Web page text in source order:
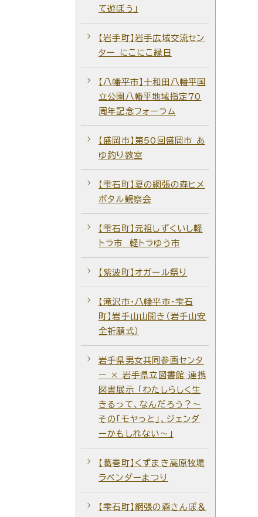
て遊ぼう」
【岩手町】岩手広域交流セン
ター にこにこ縁日
【八幡平市】十和田八幡平国
立公園八幡平地域指定70
周年記念フォーラム
【盛岡市】第50回盛岡市 あ
ゆ釣り教室
【雫石町】夏の網張の森ヒメ
ボタル観察会
【雫石町】元祖しずくいし軽
トラ市 軽トラゆう市
【紫波町】オガール祭り
【滝沢市・八幡平市・雫石
町】岩手山山開き（岩手山安
全祈願式）
岩手県男女共同参画センタ
ー × 岩手県立図書館 連携
図書展示 「わたしらしく生
きるって、なんだろう？～
その「モヤっと」、ジェンダ
ーかもしれない～」
【葛巻町】くずまき高原牧場
ラベンダーまつり
【雫石町】網張の森さんぽ＆